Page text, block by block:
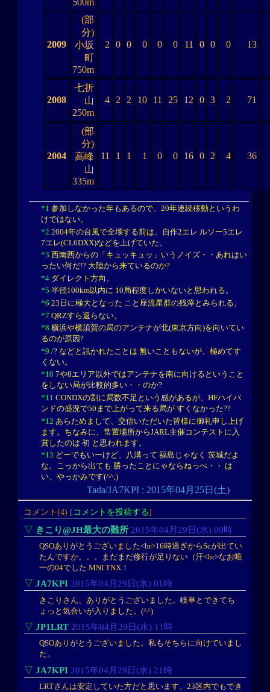
500m
2009
(部
分)
小坂
町
750m
2 0 0 0 0 0 11 0 0 0 13
2008
七折
山
250m
4 2 2 10 11 25 12 0 3 2 71
2004
(部
分)
高峰
山
335m
11 1 1 1 0 0 16 0 2 4 36
*1 参加しなかった年もあるので、20年連続移動というわ
けではない。
*2 2004年の台風で全壊する前は、自作2エレ ルソー5エレ
7エレ(CL6DXX)などを上げていた。
*3 西南西からの「キュッキュッ」いうノイズ・・あれはい
ったい何だ!? 大陸から来ているのか?
*4ダイレクト方向。
*5 半径100km以内に 10局程度しかいないと思われる。
*6 23日に極大となった こと座流星群の残滓とみられる。
*7 QRZすら返らない。
*8 横浜や横須賀の局のアンテナが北(東京方向)を向いてい
るのが原因?
*9 /? などと訊かれたことは 無いこともないが、極めてす
くない。
*10 7や8エリア以外ではアンテナを南に向けるということ
をしない局が比較的多い・・のか?
*11 CONDXの割に局数不足という感があるが、HFハイバ
ンドの盛況で50まで上がって来る局が すくなかった??
*12 あらためまして、交信いただいた皆様に御礼申し上げ
ます。ちなみに、常置場所からJARL主催コンテストに入
賞したのは 初 と思われます。
*13 どーでもいーけど、八溝って 福島じゃなく 茨城だよ
な。こっから出ても 勝ったことにゃならねっぺ・・ は
い、やっかみです(^^;)
Tada/JA7KPI : 2015年04月25日(土)
コメント(4) [コメントを投稿する]
▽ きこり@JH最大の難所 2015年04月29日(水) 00時
QSOありがとうございました<br>16時過ぎからScが出てい
たんですか。。。まだまだ修行が足りない（汗<br>なお唯
一の04でした MNI TNX！
▽ JA7KPI 2015年04月29日(水) 01時
きこりさん、ありがとうございました。岐阜とできてち
ょっと気合いが入りました。(^^)
▽ JP1LRT 2015年04月29日(水) 11時
QSOありがとうございました。私もそちらに向けていまし
た。
▽ JA7KPI 2015年04月29日(水) 21時
LRTさんは安定していた方だと思います。23区内でもでき